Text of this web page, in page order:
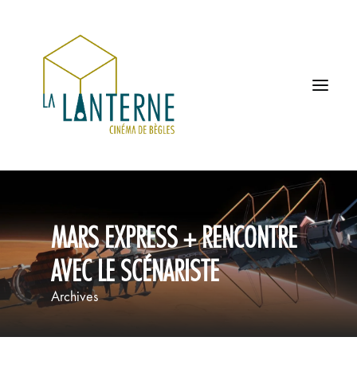
LES HORAIRES
À L’AFFICHE
MARS EXPRESS + RENCONTRE
AVEC LE SCÉNARISTE
Archives